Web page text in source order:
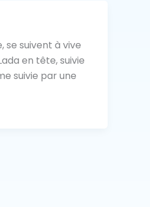
se suivent à vive
en tête, suivie
suivie par une